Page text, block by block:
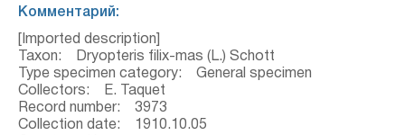
Комментарий:
[Imported description]
Taxon: Dryopteris filix-mas (L.) Schott
Type specimen category: General specimen
Collectors: E. Taquet
Record number: 3973
Collection date: 1910.10.05